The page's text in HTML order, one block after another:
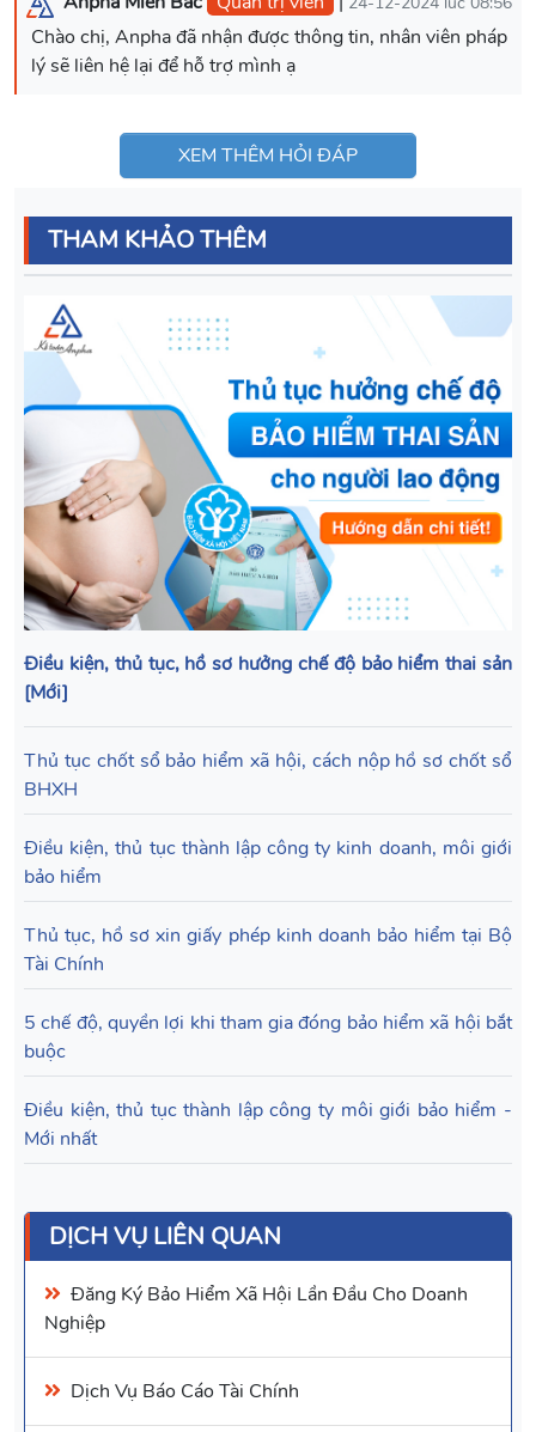
Chào chị, Anpha đã nhận được thông tin, nhân viên pháp
lý sẽ liên hệ lại để hỗ trợ mình ạ
XEM THÊM HỎI ĐÁP
THAM KHẢO THÊM
Điều kiện, thủ tục, hồ sơ hưởng chế độ bảo hiểm thai sản
[Mới]
Thủ tục chốt sổ bảo hiểm xã hội, cách nộp hồ sơ chốt sổ
BHXH
Điều kiện, thủ tục thành lập công ty kinh doanh, môi giới
bảo hiểm
Thủ tục, hồ sơ xin giấy phép kinh doanh bảo hiểm tại Bộ
Tài Chính
5 chế độ, quyền lợi khi tham gia đóng bảo hiểm xã hội bắt
buộc
Điều kiện, thủ tục thành lập công ty môi giới bảo hiểm -
Mới nhất
DỊCH VỤ LIÊN QUAN
Đăng Ký Bảo Hiểm Xã Hội Lần Đầu Cho Doanh
Nghiệp
Dịch Vụ Báo Cáo Tài Chính